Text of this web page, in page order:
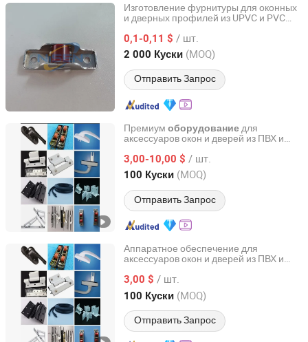
Изготовление фурнитуры для оконных
и дверных профилей из UPVC и PVC
роликов без направляющей Nisen Sr05-
CF
0,1-0,11 $ / шт.
2 000 Куски (MOQ)
Отправить Запрос
Shandong Nisen Trade Co., Ltd.
Shandong, China с 2022
Премиум оборудованиедля
аксессуаров окон и дверей из ПВХ и
3,00-10,00 $ / шт.
100 Куски (MOQ)
Отправить Запрос
Jinan Lumei Construction Material Co., Ltd.
Shandong, China с 2015
Аппаратное обеспечение для
аксессуаров окон и дверей из ПВХ и
3,00 $ / шт.
100 Куски (MOQ)
Отправить Запрос
Jinan Lumei Construction Material Co., Ltd.
Shandong, China с 2015